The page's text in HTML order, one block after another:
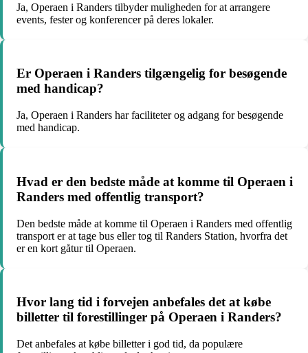
Ja, Operaen i Randers tilbyder muligheden for at arrangere
events, fester og konferencer på deres lokaler.
Er Operaen i Randers tilgængelig for besøgende
med handicap?
Ja, Operaen i Randers har faciliteter og adgang for besøgende
med handicap.
Hvad er den bedste måde at komme til Operaen i
Randers med offentlig transport?
Den bedste måde at komme til Operaen i Randers med offentlig
transport er at tage bus eller tog til Randers Station, hvorfra det
er en kort gåtur til Operaen.
Hvor lang tid i forvejen anbefales det at købe
billetter til forestillinger på Operaen i Randers?
Det anbefales at købe billetter i god tid, da populære